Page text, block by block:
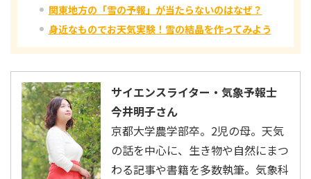
関東地方の「雪の予報」が当たらないのはなぜ？
身近なものでお天気実験！雪の結晶を作ってみよう
サイエンスライター・気象予報士
今井明子さん
京都大学農学部卒。2児の母。天気
の話を中心に、生き物や自然にまつ
わる記事や書籍を多数執筆。気象科